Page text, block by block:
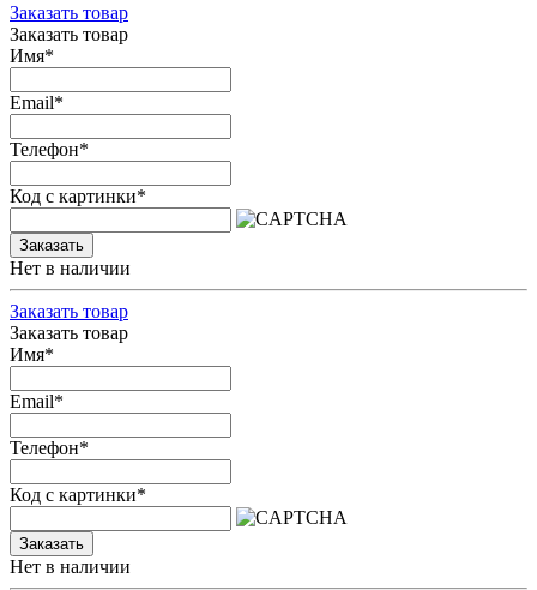
Заказать товар
Заказать товар
Имя*
Email*
Телефон*
Код с картинки*
Заказать
Нет в наличии
Заказать товар
Заказать товар
Имя*
Email*
Телефон*
Код с картинки*
Заказать
Нет в наличии